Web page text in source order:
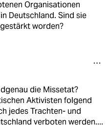
Organisationen
Deutschland. Sind sie
worden?
die Missetat?
Aktivisten folgend
jedes Trachten- und
verboten werden....